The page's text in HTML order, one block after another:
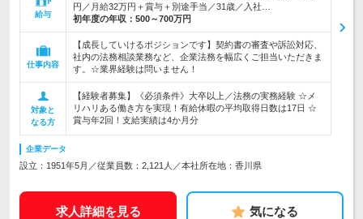
給与
円／月給32万円＋賞与＋別途手当／31歳／入社…
初年度の年収： 500～700万円
仕事内容
【成長していけるポジションです】契約書の審査や訴訟対応、
社内の法務相談業務など、企業法務を幅広くご担当いただきま
す。☆業界経験は問いません！
対象と
なる方
【経験者募集】《必須条件》大卒以上／法務の実務経験 ☆メ
リハリある働き方を実現！有給休暇の平均取得日数は17日 ☆
賞与年2回！支給実績は4か月分
企業データ
設立：1951年5月／従業員数：2,121人／本社所在地：香川県
求人詳細を見る 気になる